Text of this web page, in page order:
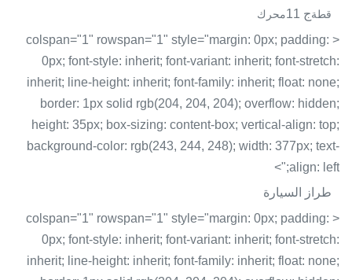
قطةج 11 محرك
< colspan="1" rowspan="1" style="margin: 0px; padding:
0px; font-style: inherit; font-variant: inherit; font-stretch:
inherit; line-height: inherit; font-family: inherit; float: none;
border: 1px solid rgb(204, 204, 204); overflow: hidden;
height: 35px; box-sizing: content-box; vertical-align: top;
background-color: rgb(243, 244, 248); width: 377px; text-
align: left;">
طراز السيارة
< colspan="1" rowspan="1" style="margin: 0px; padding:
0px; font-style: inherit; font-variant: inherit; font-stretch:
inherit; line-height: inherit; font-family: inherit; float: none;